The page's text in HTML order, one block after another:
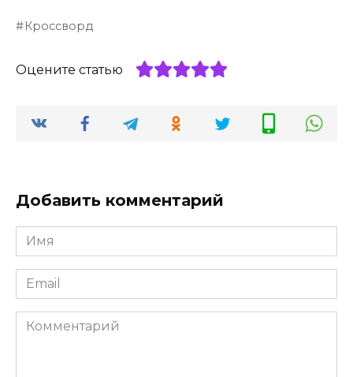
Кроссворд
Оцените статью
Добавить комментарий
Имя
*
Email
*
Комментарий